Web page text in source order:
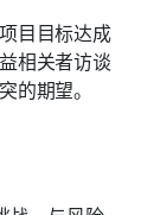
目目标达成
相关者访谈
的期望。